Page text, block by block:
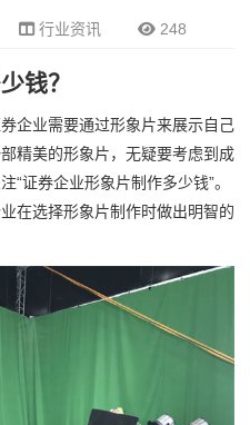
行业资讯 248
钱？
企业需要通过形象片来展示自己
精美的形象片，无疑要考虑到成
“证券企业形象片制作多少钱”。
在选择形象片制作时做出明智的